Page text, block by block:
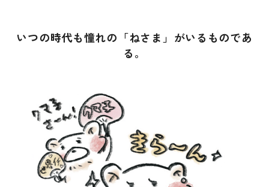
いつの時代も憧れの「ねさま」がいるものであ
る。